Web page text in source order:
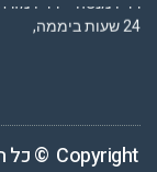
24 שעות ביממה,
Copyright © כל הזכויות שמורות ל-